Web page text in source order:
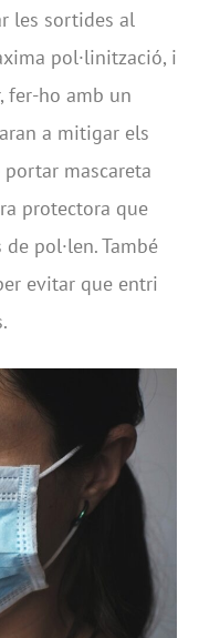
les sortides al
pol·linització, i
fer-ho amb un
a mitigar els
mascareta
protectora que
pol·len. També
evitar que entri